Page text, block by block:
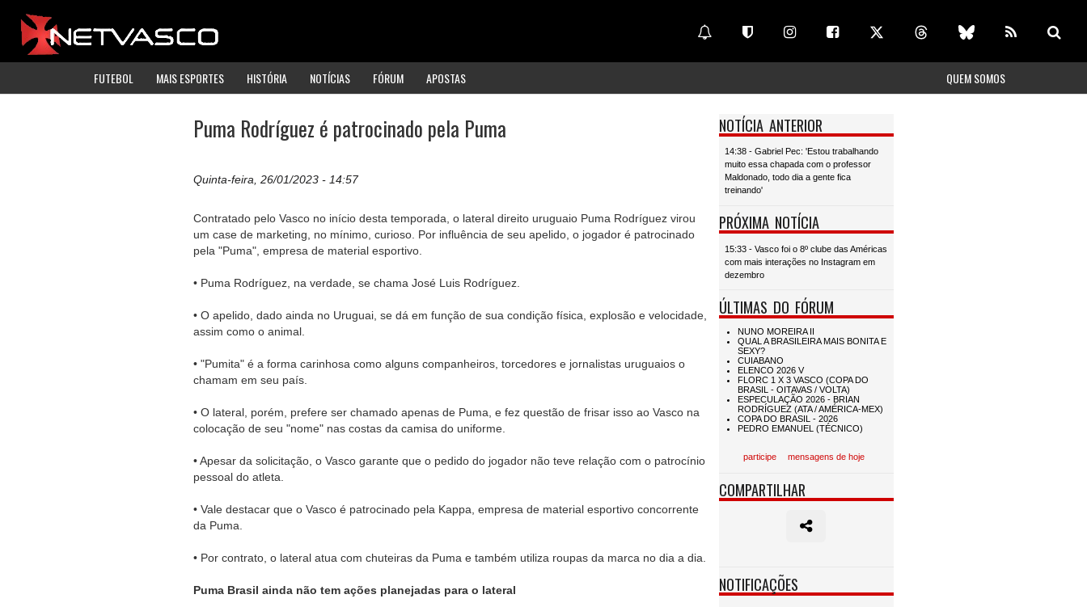
FUTEBOL MAIS ESPORTES HISTÓRIA NOTÍCIAS FÓRUM APOSTAS QUEM SOMOS
Puma Rodríguez é patrocinado pela Puma
Quinta-feira, 26/01/2023 - 14:57
Contratado pelo Vasco no início desta temporada, o lateral direito uruguaio Puma Rodríguez virou
um case de marketing, no mínimo, curioso. Por influência de seu apelido, o jogador é patrocinado
pela "Puma", empresa de material esportivo.
• Puma Rodríguez, na verdade, se chama José Luis Rodríguez.
• O apelido, dado ainda no Uruguai, se dá em função de sua condição física, explosão e velocidade,
assim como o animal.
• "Pumita" é a forma carinhosa como alguns companheiros, torcedores e jornalistas uruguaios o
chamam em seu país.
• O lateral, porém, prefere ser chamado apenas de Puma, e fez questão de frisar isso ao Vasco na
colocação de seu "nome" nas costas da camisa do uniforme.
• Apesar da solicitação, o Vasco garante que o pedido do jogador não teve relação com o patrocínio
pessoal do atleta.
• Vale destacar que o Vasco é patrocinado pela Kappa, empresa de material esportivo concorrente
da Puma.
• Por contrato, o lateral atua com chuteiras da Puma e também utiliza roupas da marca no dia a dia.
Puma Brasil ainda não tem ações planejadas para o lateral
NOTÍCIA ANTERIOR
14:38 - Gabriel Pec: 'Estou trabalhando
muito essa chapada com o professor
Maldonado, todo dia a gente fica
treinando'
PRÓXIMA NOTÍCIA
15:33 - Vasco foi o 8º clube das Américas
com mais interações no Instagram em
dezembro
ÚLTIMAS DO FÓRUM
participe mensagens de hoje
COMPARTILHAR
NOTIFICAÇÕES